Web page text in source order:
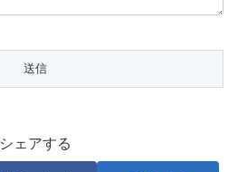
シェアする